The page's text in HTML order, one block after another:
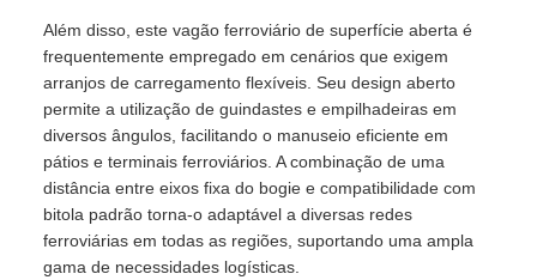
Além disso, este vagão ferroviário de superfície aberta é
frequentemente empregado em cenários que exigem
arranjos de carregamento flexíveis. Seu design aberto
permite a utilização de guindastes e empilhadeiras em
diversos ângulos, facilitando o manuseio eficiente em
pátios e terminais ferroviários. A combinação de uma
distância entre eixos fixa do bogie e compatibilidade com
bitola padrão torna-o adaptável a diversas redes
ferroviárias em todas as regiões, suportando uma ampla
gama de necessidades logísticas.